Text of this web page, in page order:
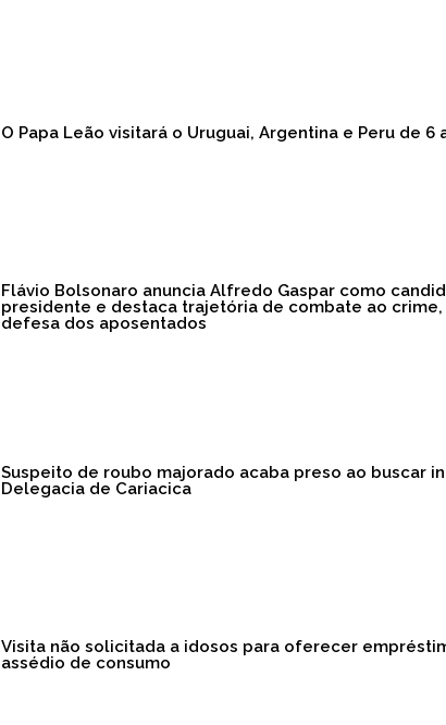
O Papa Leão visitará o Uruguai, Argentina e Peru de 6
Flávio Bolsonaro anuncia Alfredo Gaspar como
presidente e destaca trajetória de combate ao
defesa dos aposentados
Suspeito de roubo majorado acaba preso ao buscar
Delegacia de Cariacica
Visita não solicitada a idosos para oferecer
assédio de consumo